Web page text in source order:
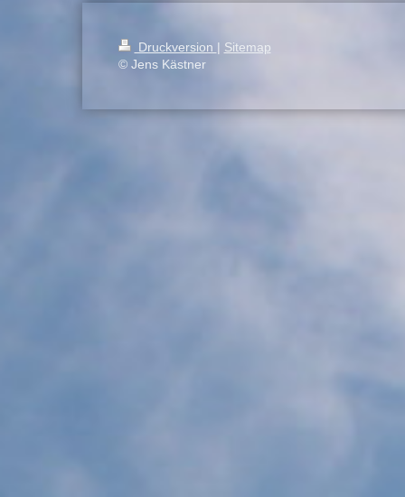
Druckversion | Sitemap
© Jens Kästner